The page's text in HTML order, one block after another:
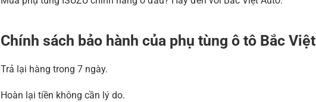
Chính sách bảo hành của phụ tùng ô tô Bắc Việt
Trả lại hàng trong 7 ngày.
Hoàn lại tiền không cần lý do.